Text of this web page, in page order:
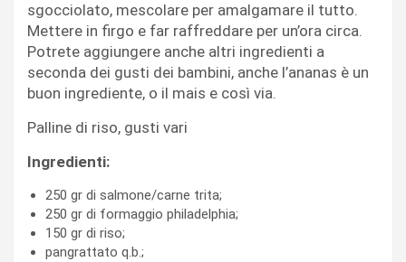
sgocciolato, mescolare per amalgamare il tutto.
Mettere in firgo e far raffreddare per un’ora circa.
Potrete aggiungere anche altri ingredienti a
seconda dei gusti dei bambini, anche l’ananas è un
buon ingrediente, o il mais e così via.
Palline di riso, gusti vari
Ingredienti:
250 gr di salmone/carne trita;
250 gr di formaggio philadelphia;
150 gr di riso;
pangrattato q.b.;